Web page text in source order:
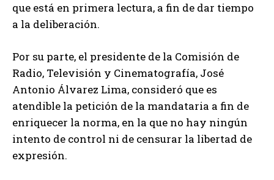
que está en primera lectura, a fin de dar tiempo
a la deliberación.
Por su parte, el presidente de la Comisión de
Radio, Televisión y Cinematografía, José
Antonio Álvarez Lima, consideró que es
atendible la petición de la mandataria a fin de
enriquecer la norma, en la que no hay ningún
intento de control ni de censurar la libertad de
expresión.